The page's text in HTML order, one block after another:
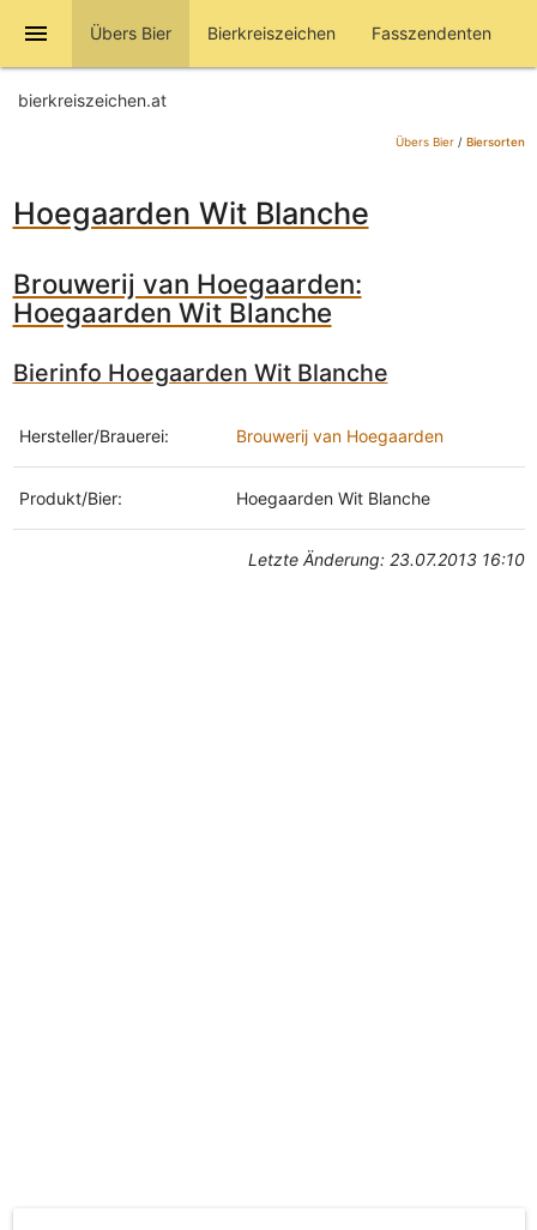
menu Übers Bier Bierkreiszeichen Fasszendenten
bierkreiszeichen.at
Übers Bier/ Biersorten
Hoegaarden Wit Blanche
Brouwerij van Hoegaarden:
Hoegaarden Wit Blanche
Bierinfo Hoegaarden Wit Blanche
Hersteller/Brauerei: Brouwerij van Hoegaarden
Produkt/Bier: Hoegaarden Wit Blanche
Letzte Änderung: 23.07.2013 16:10